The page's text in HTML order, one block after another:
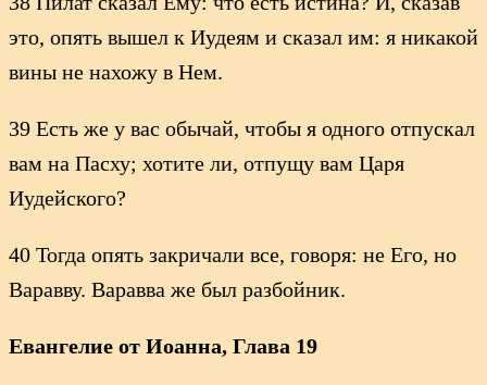
это, опять вышел к Иудеям и сказал им: я никакой
вины не нахожу в Нем.
39 Есть же у вас обычай, чтобы я одного отпускал
вам на Пасху; хотите ли, отпущу вам Царя
Иудейского?
40 Тогда опять закричали все, говоря: не Его, но
Варавву. Варавва же был разбойник.
Евангелие от Иоанна, Глава 19